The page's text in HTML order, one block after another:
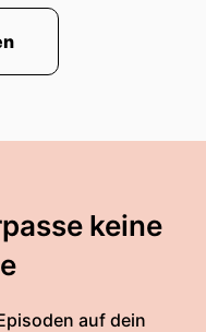
keine
auf dein